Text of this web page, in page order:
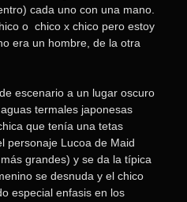
cada uno con una mano.
o  chico x chico pero estoy
era un hombre, de la otra
escenario a un lugar oscuro
termales japonesas
que tenía una tetas
personaje Lucoa de Maid
grandes) y se da la típica
se desnuda y el chico
especial enfasis en los